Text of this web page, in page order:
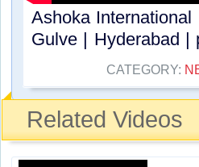
Ashoka
Gulve | Hyderabad |
CATEGORY:
Related Videos